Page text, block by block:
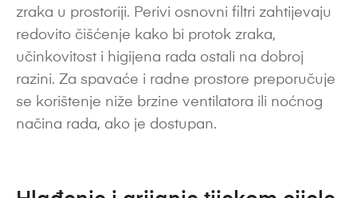
zraka u prostoriji. Perivi osnovni filtri zahtijevaju
redovito čišćenje kako bi protok zraka,
učinkovitost i higijena rada ostali na dobroj
razini. Za spavaće i radne prostore preporučuje
se korištenje niže brzine ventilatora ili noćnog
načina rada, ako je dostupan.